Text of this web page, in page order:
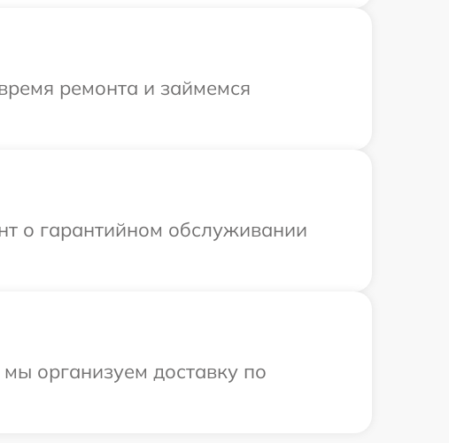
ремонта и займемся
о гарантийном обслуживании
организуем доставку по